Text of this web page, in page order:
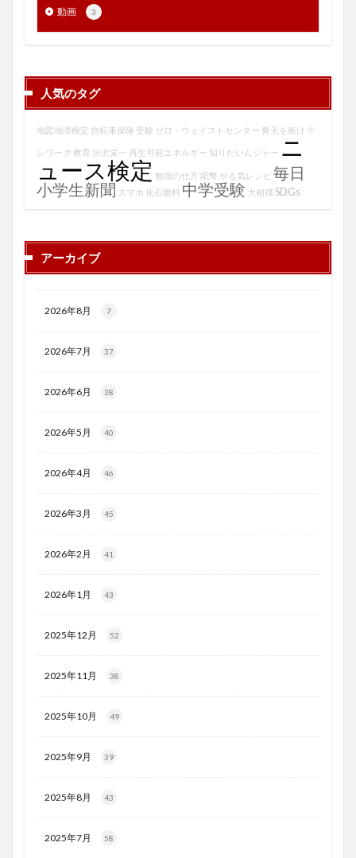
動画 3
人気のタグ
地図地理検定 自転車保険 受験 ゼロ・ウェイストセンター 青天を衝け テ
レワーク 教育 渋沢栄一 再生可能エネルギー 知りたいんジャー ニ
ュース検定 勉強の仕方 紙幣 やる気レシピ 毎日
小学生新聞 スマホ 化石燃料 中学受験 大相撲 SDGs
アーカイブ
2026年8月 7
2026年7月 37
2026年6月 38
2026年5月 40
2026年4月 46
2026年3月 45
2026年2月 41
2026年1月 43
2025年12月 52
2025年11月 38
2025年10月 49
2025年9月 39
2025年8月 43
2025年7月 58